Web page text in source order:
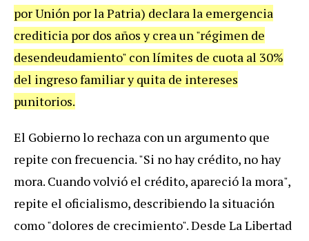
por Unión por la Patria) declara la emergencia
crediticia por dos años y crea un "régimen de
desendeudamiento" con límites de cuota al 30%
del ingreso familiar y quita de intereses
punitorios.
El Gobierno lo rechaza con un argumento que
repite con frecuencia. "Si no hay crédito, no hay
mora. Cuando volvió el crédito, apareció la mora",
repite el oficialismo, describiendo la situación
como "dolores de crecimiento". Desde La Libertad